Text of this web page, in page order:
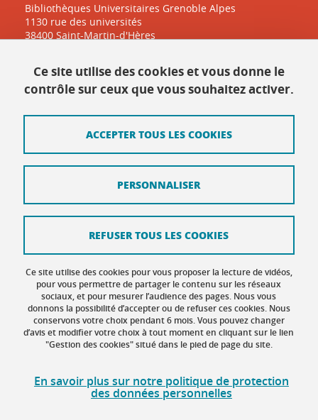
Bibliothèques Universitaires Grenoble Alpes
1130 rue des universités
38400 Saint-Martin-d'Hères
Contact
Plan du site
Mentions légales
Données personnelles
Intranet DGD BAPSO - réseau doc
Gestion des cookies
Accessibilité : non conforme
Ce site utilise des cookies et vous donne le
contrôle sur ceux que vous souhaitez activer.
Ce site utilise des cookies pour vous proposer la lecture de vidéos,
pour vous permettre de partager le contenu sur les réseaux
sociaux, et pour mesurer l’audience des pages. Nous vous
donnons la possibilité d’accepter ou de refuser ces cookies. Nous
conservons votre choix pendant 6 mois. Vous pouvez changer
d’avis et modifier votre choix à tout moment en cliquant sur le lien
"Gestion des cookies" situé dans le pied de page du site.
En savoir plus sur notre politique de protection
des données personnelles
ACCEPTER TOUS LES COOKIES
REFUSER TOUS LES COOKIES
PERSONNALISER